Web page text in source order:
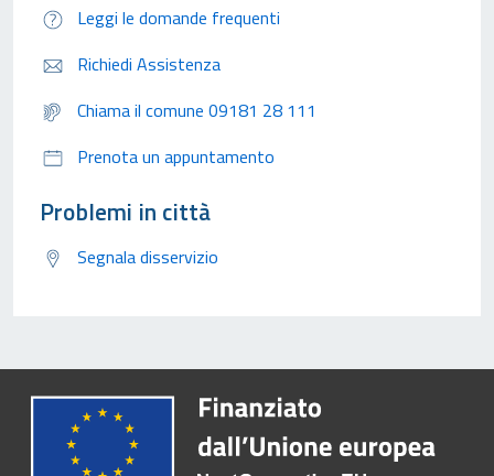
Leggi le domande frequenti
Richiedi Assistenza
Chiama il comune 09181 28 111
Prenota un appuntamento
Problemi in città
Segnala disservizio